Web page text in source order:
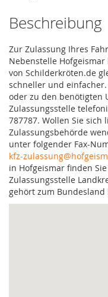
Beschreibung
Zur Zulassung Ihres
Nebenstelle
von Schilderkröten.de
schneller und
oder zu den benötigten
Zulassungsstelle
787787. Wollen Sie
Zulassungsbehörde
unter folgender Fax-
kfz-
in Hofgeismar finden
Zulassungsstelle
gehört zum Bundesland